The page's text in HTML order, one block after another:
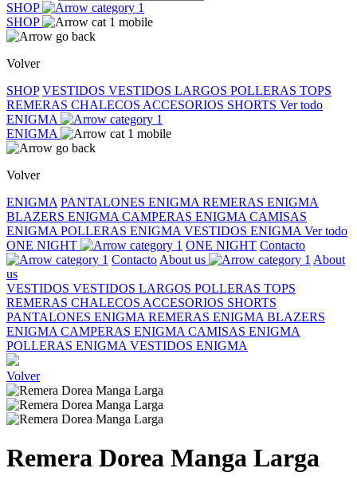
SHOP
SHOP
Volver
SHOP VESTIDOS VESTIDOS LARGOS POLLERAS TOPS
REMERAS CHALECOS ACCESORIOS SHORTS Ver todo
ENIGMA
ENIGMA
Volver
ENIGMA PANTALONES ENIGMA REMERAS ENIGMA
BLAZERS ENIGMA CAMPERAS ENIGMA CAMISAS
ENIGMA POLLERAS ENIGMA VESTIDOS ENIGMA Ver todo
ONE NIGHT
ONE NIGHT Contacto
Contacto About us
About
us
VESTIDOS VESTIDOS LARGOS POLLERAS TOPS
REMERAS CHALECOS ACCESORIOS SHORTS
PANTALONES ENIGMA REMERAS ENIGMA BLAZERS
ENIGMA CAMPERAS ENIGMA CAMISAS ENIGMA
POLLERAS ENIGMA VESTIDOS ENIGMA
Volver
Remera Dorea Manga Larga